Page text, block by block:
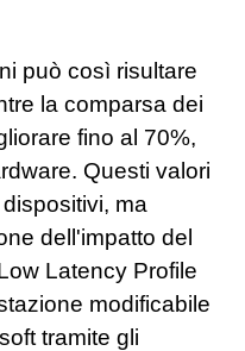
può così risultare
la comparsa dei
fino al 70%,
Questi valori
ma
dell'impatto del
Latency Profile
modificabile
tramite gli